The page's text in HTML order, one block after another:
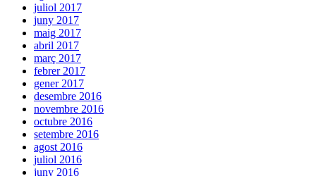
juliol 2017
juny 2017
maig 2017
abril 2017
març 2017
febrer 2017
gener 2017
desembre 2016
novembre 2016
octubre 2016
setembre 2016
agost 2016
juliol 2016
juny 2016